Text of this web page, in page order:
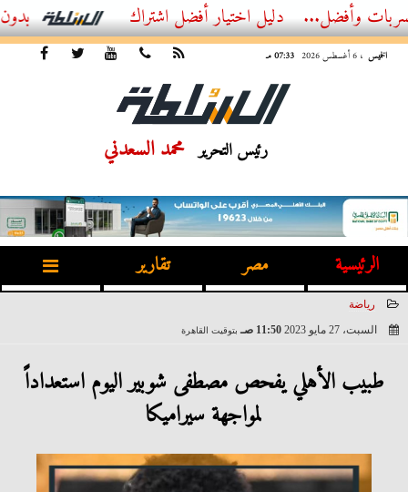
أفضل اشتراك IPTV بدون تقطيع 2026 – دليل المشاهد العصري
الخميس ، 6 أغسطس 2026 07:33 مـ
رئيس التحرير محمد السعدني
الرئيسية مصر تقارير
رياضة
السبت، 27 مايو 2023
11:50 صـ بتوقيت القاهرة
طبيب الأهلي يفحص مصطفى شوبير اليوم استعداداً
لمواجهة سيراميكا